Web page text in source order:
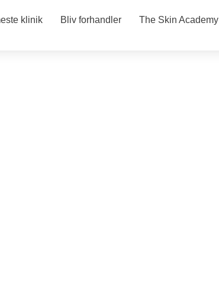
klinik Bliv forhandler The Skin Academy